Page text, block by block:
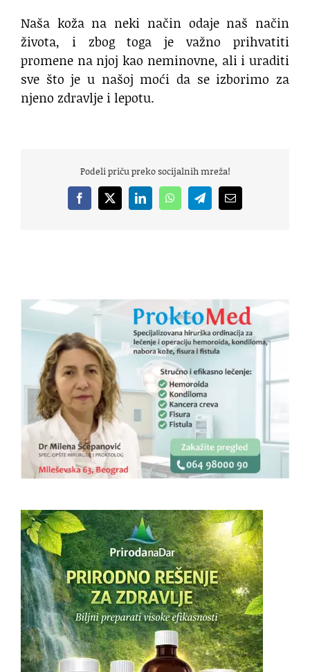
Naša koža na neki način odaje naš način
života, i zbog toga je važno prihvatiti
promene na njoj kao neminovne, ali i uraditi
sve što je u našoj moći da se izborimo za
njeno zdravlje i lepotu.
Podeli priču preko socijalnih mreža!
Facebook
X LinkedInWhatsAppTelegramEmail